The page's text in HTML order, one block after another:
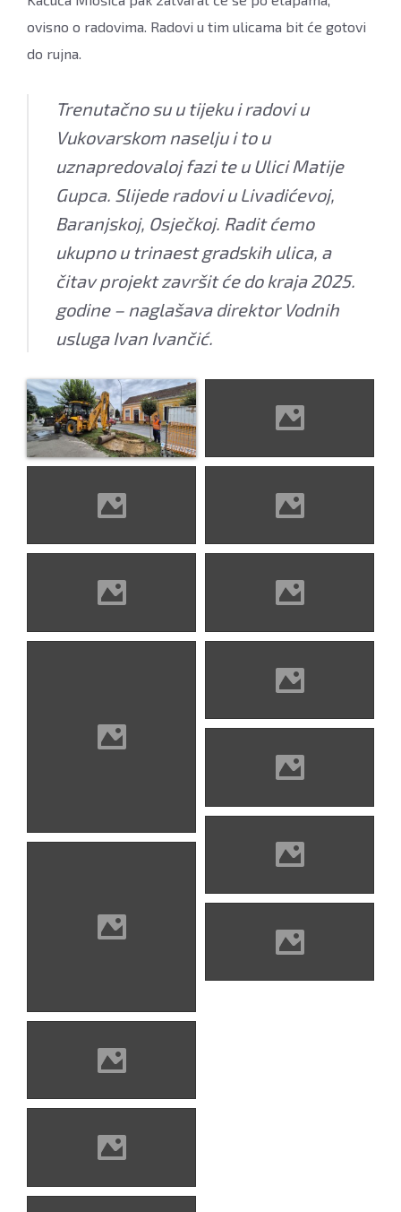
ovisno o radovima. Radovi u tim ulicama bit će gotovi
do rujna.
Trenutačno su u tijeku i radovi u
Vukovarskom naselju i to u
uznapredovaloj fazi te u Ulici Matije
Gupca. Slijede radovi u Livadićevoj,
Baranjskoj, Osječkoj. Radit ćemo
ukupno u trinaest gradskih ulica, a
čitav projekt završit će do kraja 2025.
godine – naglašava direktor Vodnih
usluga Ivan Ivančić.